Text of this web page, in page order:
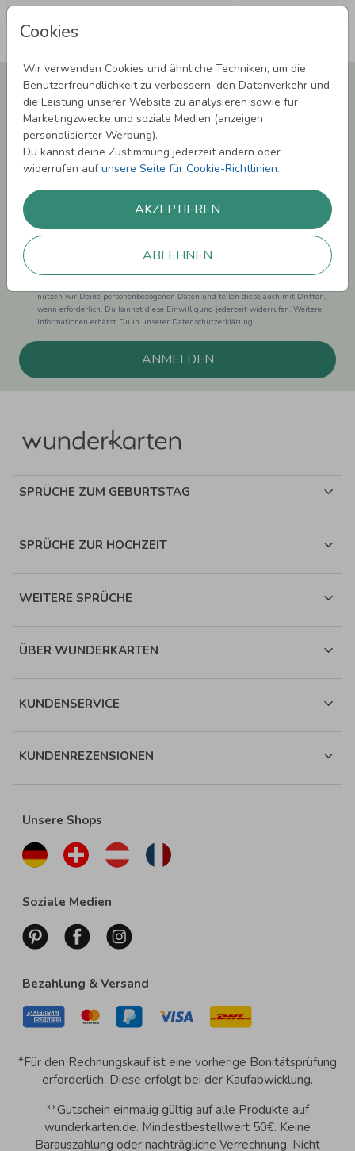
Cookies
Wir verwenden Cookies und ähnliche Techniken, um die
Benutzerfreundlichkeit zu verbessern, den Datenverkehr und
die Leistung unserer Website zu analysieren sowie für
Marketingzwecke und soziale Medien (anzeigen
personalisierter Werbung).
Du kannst deine Zustimmung jederzeit ändern oder
widerrufen aufunsere Seite für Cookie-Richtlinien.
AKZEPTIEREN
ABLEHNEN
Newsletter abonnieren und 5,00 € Rabatt**
sichern!
Melde Dich zu unserem Newsletter an und bleibe auf dem
Laufenden.
Einwilligung zur Datennutzung für Marketingzwecke: Hiermit willigst Du ein,
können. Dies umfasst den Versand unseres Newsletters. Zudem können wir Dir
Produktinformationen zu Deinen Interessen auf anderen Plattformen wie
nutzen wir Deine personenbezogenen Daten und teilen diese auch mit Dritten,
wenn erforderlich. Du kannst diese Einwilligung jederzeit widerrufen. Weitere
Informationen erhätst Du in unserer Datenschutzerklärung.
ANMELDEN
SPRÜCHE ZUM GEBURTSTAG
SPRÜCHE ZUR HOCHZEIT
WEITERE SPRÜCHE
ÜBER WUNDERKARTEN
KUNDENSERVICE
KUNDENREZENSIONEN
Unsere Shops
Soziale Medien
Bezahlung & Versand
*Für den Rechnungskauf ist eine vorherige Bonitätsprüfung
erforderlich. Diese erfolgt bei der Kaufabwicklung.
**Gutschein einmalig gültig auf alle Produkte auf
wunderkarten.de. Mindestbestellwert 50€. Keine
Barauszahlung oder nachträgliche Verrechnung. Nicht